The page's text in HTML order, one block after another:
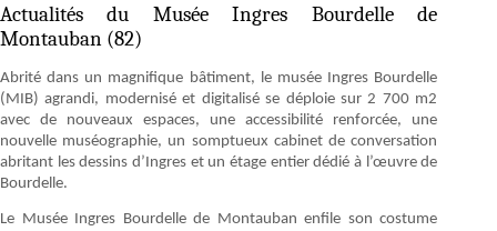
Actualités du Musée Ingres Bourdelle de
Montauban (82)
Abrité dans un magnifique bâtiment, le musée Ingres Bourdelle
(MIB) agrandi, modernisé et digitalisé se déploie sur 2 700 m2
avec de nouveaux espaces, une accessibilité renforcée, une
nouvelle muséographie, un somptueux cabinet de conversation
abritant les dessins d’Ingres et un étage entier dédié à l’œuvre de
Bourdelle.
Le Musée Ingres Bourdelle de Montauban enfile son costume